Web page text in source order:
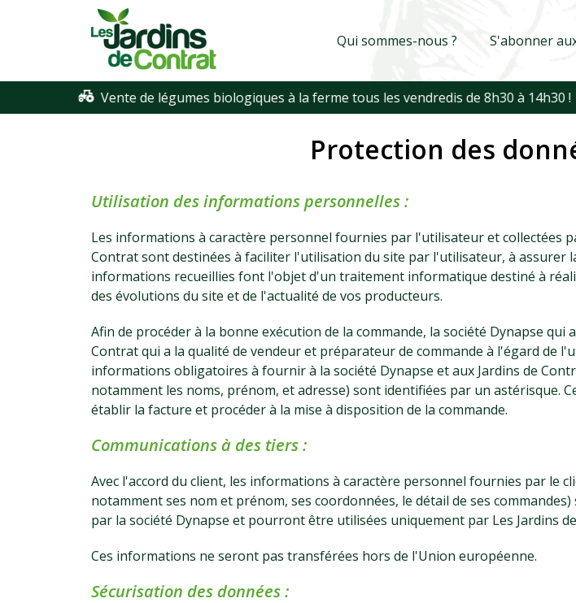
Touraine
Qui sommes-nous ? S'abonner
Protection des
Utilisation des informations personnelles :
Les informations à caractère personnel fournies par l'utilisateur et collectées
Contrat sont destinées à faciliter l'utilisation du site par l'utilisateur, à assurer
informations recueillies font l'objet d'un traitement informatique destiné à
des évolutions du site et de l'actualité de vos producteurs.
Afin de procéder à la bonne exécution de la commande, la société Dynapse
Contrat qui a la qualité de vendeur et préparateur de commande à l'égard de
informations obligatoires à fournir à la société Dynapse et aux Jardins de
notamment les noms, prénom, et adresse) sont identifiées par un astérisque.
établir la facture et procéder à la mise à disposition de la commande.
Communications à des tiers :
Avec l'accord du client, les informations à caractère personnel fournies par le
notamment ses nom et prénom, ses coordonnées, le détail de ses
par la société Dynapse et pourront être utilisées uniquement par Les Jardins
Ces informations ne seront pas transférées hors de l'Union européenne.
Sécurisation des données :